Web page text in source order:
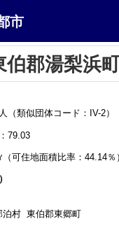
市
伯郡湯梨浜
（類似団体コード：IV-2）
：79.03
可住地面積比率：44.14％
伯郡泊村 東伯郡東